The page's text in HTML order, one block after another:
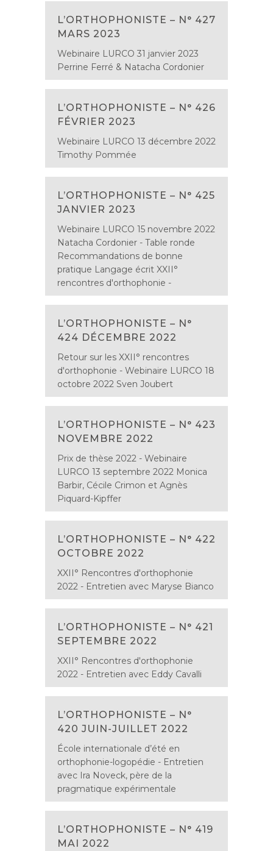
L’ORTHOPHONISTE – N° 427
MARS 2023
Webinaire LURCO 31 janvier 2023
Perrine Ferré & Natacha Cordonier
L’ORTHOPHONISTE – N° 426
FÉVRIER 2023
Webinaire LURCO 13 décembre 2022
Timothy Pommée
L’ORTHOPHONISTE – N° 425
JANVIER 2023
Webinaire LURCO 15 novembre 2022
Natacha Cordonier - Table ronde
Recommandations de bonne
pratique Langage écrit XXII°
rencontres d'orthophonie -
L’ORTHOPHONISTE – N°
424 DÉCEMBRE 2022
Retour sur les XXII° rencontres
d'orthophonie - Webinaire LURCO 18
octobre 2022 Sven Joubert
L’ORTHOPHONISTE – N° 423
NOVEMBRE 2022
Prix de thèse 2022 - Webinaire
LURCO 13 septembre 2022 Monica
Barbir, Cécile Crimon et Agnès
Piquard-Kipffer
L’ORTHOPHONISTE – N° 422
OCTOBRE 2022
XXII° Rencontres d'orthophonie
2022 - Entretien avec Maryse Bianco
L’ORTHOPHONISTE – N° 421
SEPTEMBRE 2022
XXII° Rencontres d'orthophonie
2022 - Entretien avec Eddy Cavalli
L’ORTHOPHONISTE – N°
420 JUIN-JUILLET 2022
École internationale d’été en
orthophonie-logopédie - Entretien
avec Ira Noveck, père de la
pragmatique expérimentale
L’ORTHOPHONISTE – N° 419
MAI 2022